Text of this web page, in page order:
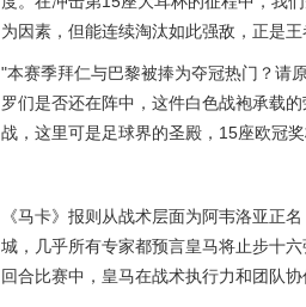
为因素，但能连续淘汰如此强敌，正是
"本赛季拜仁与巴黎被捧为夺冠热门？
罗们是否还在阵中，这件白色战袍承载
战，这里可是足球界的圣殿，15座欧冠
《马卡》报则从战术层面为阿韦洛亚正
城，几乎所有专家都预言皇马将止步十
回合比赛中，皇马在战术执行力和团队